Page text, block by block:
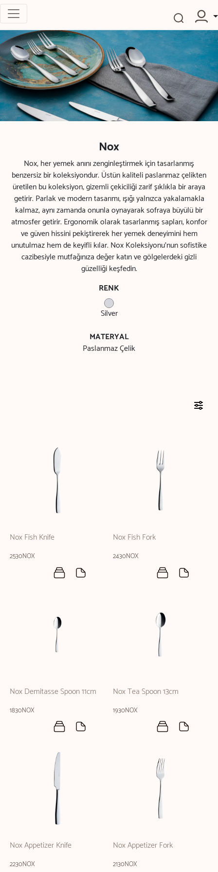
Nox
Nox, her yemek anını zenginleştirmek için tasarlanmış
benzersiz bir koleksiyondur. Üstün kaliteli paslanmaz çelikten
üretilen bu koleksiyon, gizemli çekiciliği zarif şıklıkla bir araya
getirir. Parlak ve modern tasarımı, ışığı yalnızca yakalamakla
kalmaz, aynı zamanda onunla oynayarak sofraya büyülü bir
atmosfer getirir. Ergonomik olarak tasarlanmış sapları, konfor
ve güven hissini pekiştirerek her yemek deneyimini hem
unutulmaz hem de keyifli kılar. Nox Koleksiyonu’nun sofistike
cazibesiyle mutfağınıza değer katın ve gölgelerdeki gizli
güzelliği keşfedin.
RENK
Silver
MATERYAL
Paslanmaz Çelik
Nox Fish Knife
2530NOX
Nox Fish Fork
2430NOX
Nox Demitasse Spoon 11cm
1830NOX
Nox Tea Spoon 13cm
1930NOX
Nox Appetizer Knife
2230NOX
Nox Appetizer Fork
2130NOX